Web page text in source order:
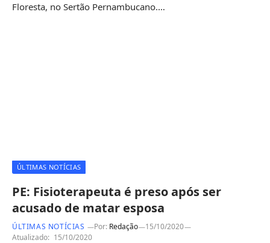
Floresta, no Sertão Pernambucano.…
ÚLTIMAS NOTÍCIAS
PE: Fisioterapeuta é preso após ser
acusado de matar esposa
ÚLTIMAS NOTÍCIAS Por: Redação
15/10/2020
Atualizado: 15/10/2020